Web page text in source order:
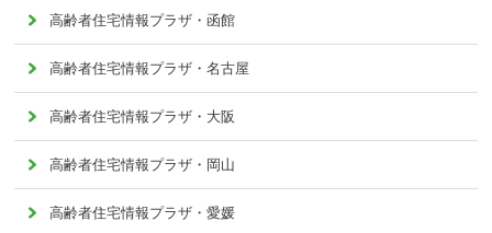
高齢者住宅情報プラザ・函館
高齢者住宅情報プラザ・名古屋
高齢者住宅情報プラザ・大阪
高齢者住宅情報プラザ・岡山
高齢者住宅情報プラザ・愛媛